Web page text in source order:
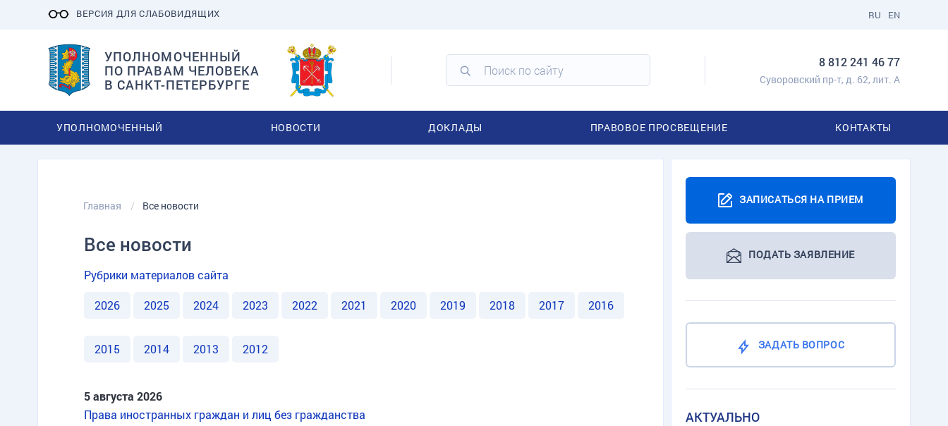
ВЕРСИЯ ДЛЯ СЛАБОВИДЯЩИХ EN
RU
УПОЛНОМОЧЕННЫЙ
ПО ПРАВАМ ЧЕЛОВЕКА
В САНКТ-ПЕТЕРБУРГЕ
8 812 241 46 77
Суворовский пр-т, д. 62, лит. А
УПОЛНОМОЧЕННЫЙ НОВОСТИ ДОКЛАДЫ ПРАВОВОЕ ПРОСВЕЩЕНИЕ КОНТАКТЫ
Главная Все новости
Все новости
Рубрики материалов сайта
2026 2025 2024 2023 2022 2021 2020 2019 2018 2017 2016
2015 2014 2013 2012
5 августа 2026
Права иностранных граждан и лиц без гражданства
ЗАПИСАТЬСЯ НА ПРИЕМ
ПОДАТЬ ЗАЯВЛЕНИЕ
ЗАДАТЬ ВОПРОС
АКТУАЛЬНО